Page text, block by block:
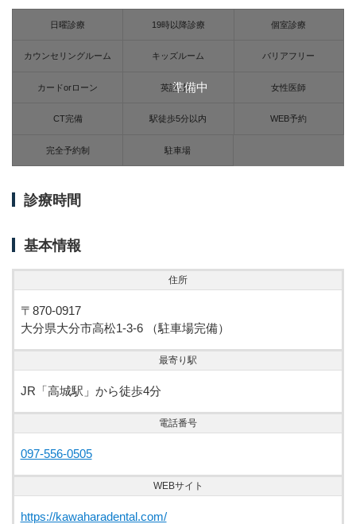
準備中
日曜診療 19時以降診療 個室診療
カウンセリングルーム キッズルーム バリアフリー
カードorローン 英語対応 女性医師
CT完備 駅徒歩5分以内 WEB予約
完全予約制 駐車場
診療時間
基本情報
住所
〒870-0917
大分県大分市高松1-3-6 （駐車場完備）
最寄り駅
JR「高城駅」から徒歩4分
電話番号
097-556-0505
WEBサイト
https://kawaharadental.com/